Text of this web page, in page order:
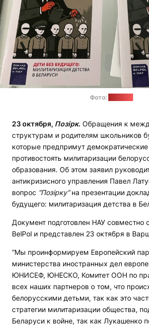
Фото:
23 октября, Позірк. Обращения к
структурам и родителям школьников
которые предпримут
противостоять милитаризации
образования. Об этом заявил
антикризисного управления Павел
вопрос “Позірку”на презентации
будущего: милитаризация детства в
Документ подготовлен НАУ совместно
BelPol и представлен 23 октября в
“Мы проинформируем Европейский
министерства иностранных дел
ЮНИСЕФ, ЮНЕСКО, Комитет ООН по
всех наших партнеров о том, что
белорусскими детьми, так как это
стратегии милитаризации общества,
Беларуси к войне, так как Лукашенко